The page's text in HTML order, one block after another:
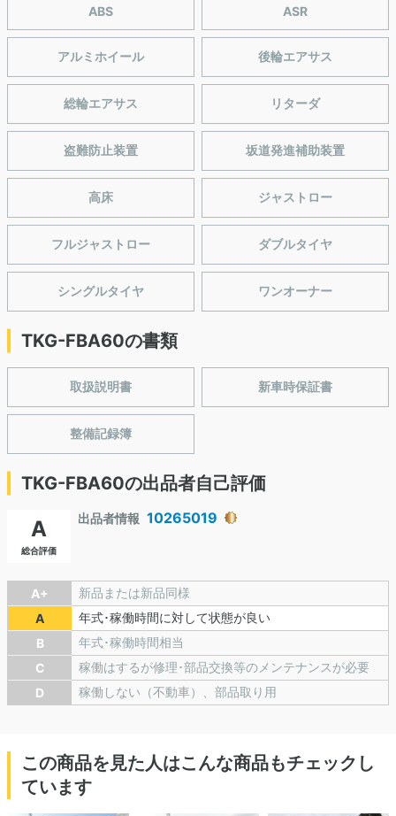
ABS ASR
アルミホイール 後輪エアサス
総輪エアサス リターダ
盗難防止装置 坂道発進補助装置
高床 ジャストロー
フルジャストロー ダブルタイヤ
シングルタイヤ ワンオーナー
TKG-FBA60の書類
取扱説明書 新車時保証書
整備記録簿
TKG-FBA60の出品者自己評価
A
総合評価
出品者情報 10265019
A+
新品または新品同様
A
年式･稼働時間に対して状態が良い
B
年式･稼働時間相当
C
稼働はするが修理･部品交換等のメンテナンスが必要
D
稼働しない（不動車）、部品取り用
この商品を見た人はこんな商品もチェックし
ています